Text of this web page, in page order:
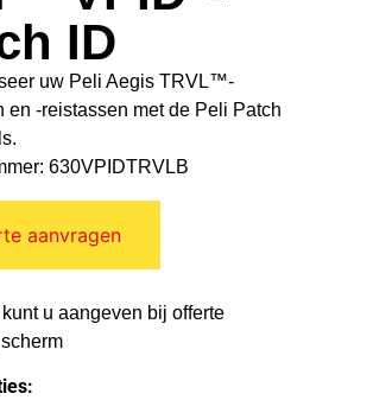
ID
uw Peli Aegis TRVL™-
en -reistassen met de Peli Patch
630VPIDTRVLB
aanvragen
u aangeven bij offerte